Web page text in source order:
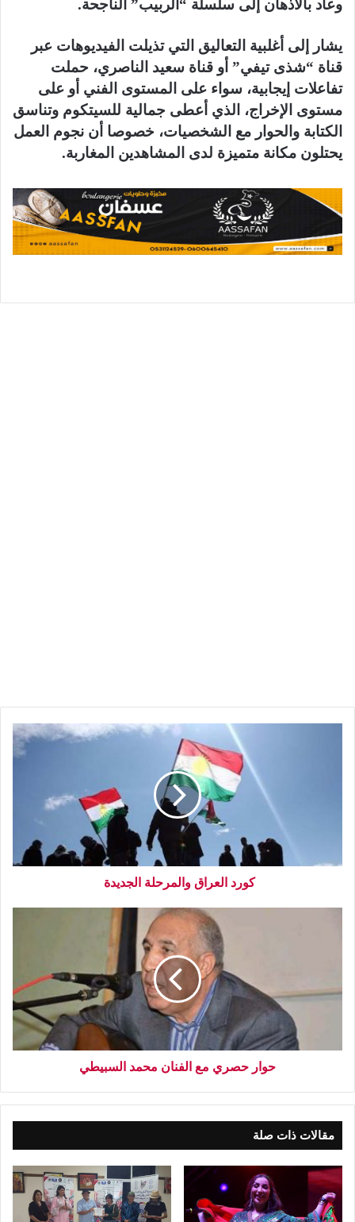
وعاد بالأذهان إلى سلسلة “الربيب” الناجحة.
يشار إلى أغلبية التعاليق التي تذيلت الفيديوهات عبر
قناة “شذى تيفي” أو قناة سعيد الناصري، حملت
تفاعلات إيجابية، سواء على المستوى الفني أو على
مستوى الإخراج، الذي أعطى جمالية للسيتكوم وتناسق
الكتابة والحوار مع الشخصيات، خصوصا أن نجوم العمل
يحتلون مكانة متميزة لدى المشاهدين المغاربة.
كورد العراق والمرحلة الجديدة
حوار حصري مع الفنان محمد السبيطي
مقالات ذات صلة